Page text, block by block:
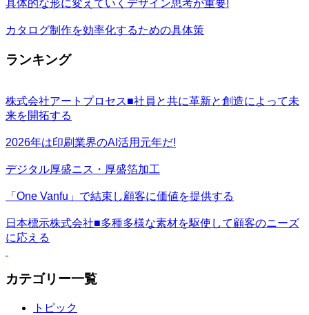
具体的な形に変えていくデザイン思考が重要!
カタログ制作を効率化するための具体策
ランキング
株式会社アートプロセス■社員と共に革新と創造によって未
来を開拓する
2026年は印刷業界のAI活用元年だ!
デジタル厚盛ニス・厚盛箔加工
「One Vanfu」で結束し顧客に価値を提供する
日本標示株式会社■多種多様な素材を駆使して顧客のニーズ
に応える
カテゴリー一覧
トピック